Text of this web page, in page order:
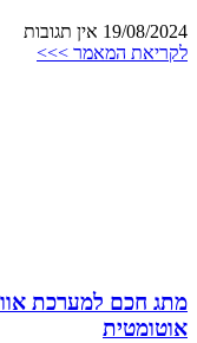
19/08/2024 אין תגובות
לקריאת המאמר >>>
מתג חכם למערכת
אוטומטית